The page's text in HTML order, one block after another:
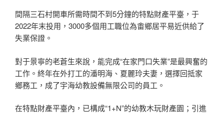
間隔三石村開車所需時間不到5分鐘的特點財產平臺，于
2022年末投用，3000多個用工職位為畬鄉居平易近供給了
失業保證。
對于景寧的老蒼生來說，能完成“在家門口失業”是最興奮的
工作。終年在外打工的潘明海、夏麗玲夫妻，選擇回抵家
鄉務工，成了宇海幼教設備無限公司的員工。
在特點財產平臺內，已構成“1+N”的幼教木玩財產園；引進